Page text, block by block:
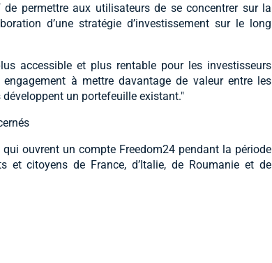
permettre aux utilisateurs de se concentrer sur la
d’une stratégie d’investissement sur le long
accessible et plus rentable pour les investisseurs
à mettre davantage de valeur entre les
développent un portefeuille existant."
ouvrent un compte Freedom24 pendant la période
et citoyens de France, d’Italie, de Roumanie et de